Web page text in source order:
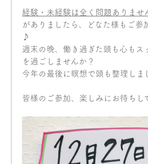
経験・未経験は全く問題ありませ
がありましたら、どなた様もご参
♪
週末の晩、働き過ぎた頭も心もス
を過ごしませんか？
今年の最後に瞑想で頭も整理しま
皆様のご参加、楽しみにお待ちし